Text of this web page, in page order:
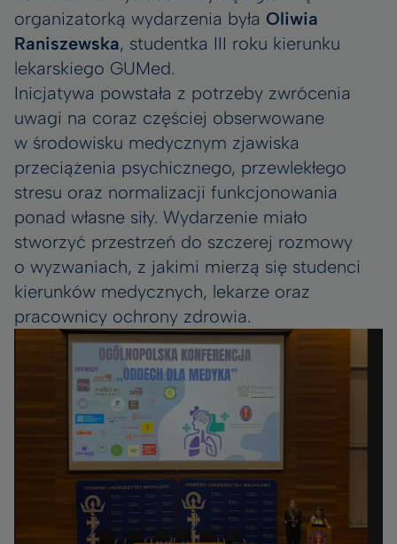
organizatorką wydarzenia była Oliwia
Raniszewska, studentka III roku kierunku
lekarskiego GUMed.
Inicjatywa powstała z potrzeby zwrócenia
uwagi na coraz częściej obserwowane
w środowisku medycznym zjawiska
przeciążenia psychicznego, przewlekłego
stresu oraz normalizacji funkcjonowania
ponad własne siły. Wydarzenie miało
stworzyć przestrzeń do szczerej rozmowy
o wyzwaniach, z jakimi mierzą się studenci
kierunków medycznych, lekarze oraz
pracownicy ochrony zdrowia.